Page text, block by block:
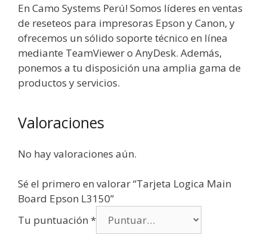
En Camo Systems Perú! Somos líderes en ventas
de reseteos para impresoras Epson y Canon, y
ofrecemos un sólido soporte técnico en línea
mediante TeamViewer o AnyDesk. Además,
ponemos a tu disposición una amplia gama de
productos y servicios.
Valoraciones
No hay valoraciones aún.
Sé el primero en valorar “Tarjeta Logica Main
Board Epson L3150”
Tu puntuación *